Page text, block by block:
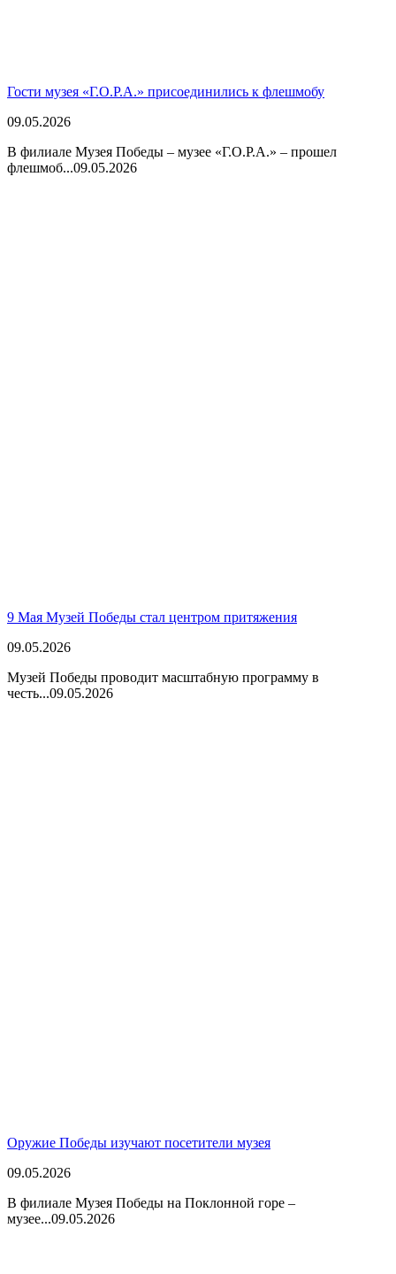
Гости музея «Г.О.Р.А.» присоединились к флешмобу
09.05.2026
В филиале Музея Победы – музее «Г.О.Р.А.» – прошел
флешмоб...09.05.2026
9 Мая Музей Победы стал центром притяжения
09.05.2026
Музей Победы проводит масштабную программу в
честь...09.05.2026
Оружие Победы изучают посетители музея
09.05.2026
В филиале Музея Победы на Поклонной горе –
музее...09.05.2026